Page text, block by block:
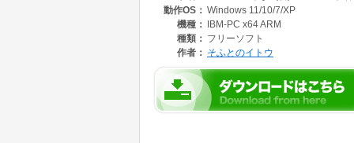
日付では、年・月・日をそれぞれ選択して書き
条件によりシート名が重複が発生する時には
年の指定は、西暦4桁・和暦・西暦2桁より選択
【注意】
事前に別のExcelBookを起動してからこのツー
実行後はCtl+Zでの戻しはできません。
和暦年号は下記範囲にて書込む。
1860年 - 万延1年
動作OS： Windows 11/10/7/XP
機種：
IBM-PC x64 ARM
種類： フリーソフト
作者： そふとのイトウ